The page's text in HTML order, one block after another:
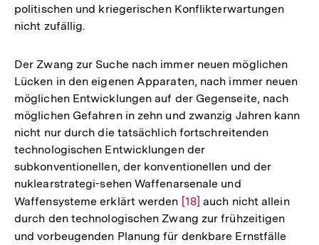
politischen und kriegerischen Konflikterwartungen
nicht zufällig.
Der Zwang zur Suche nach immer neuen möglichen
Lücken in den eigenen Apparaten, nach immer neuen
möglichen Entwicklungen auf der Gegenseite, nach
möglichen Gefahren in zehn und zwanzig Jahren kann
nicht nur durch die tatsächlich fortschreitenden
technologischen Entwicklungen der
subkonventionellen, der konventionellen und der
nuklearstrategi-sehen Waffenarsenale und
Waffensysteme erklärt werden Zur
Auflösung
der
[18] auch nicht allein
durch den technologischen Zwang zur frühzeitigen
und vorbeugenden Planung für denkbare Ernstfälle